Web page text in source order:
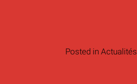
Posted inActualités